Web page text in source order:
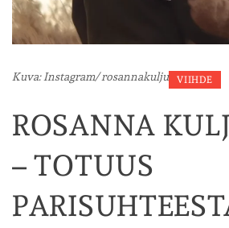
Kuva: Instagram/ rosannakulju VIIHDE
ROSANNA
– TOTUUS